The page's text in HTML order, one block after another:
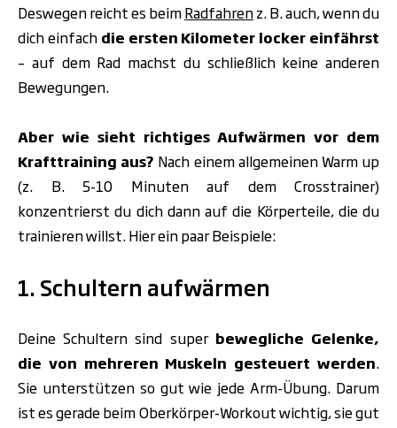
Deswegen reicht es beimRadfahrenz. B. auch, wenn du
dich einfach die ersten Kilometer locker einfährst
– auf dem Rad machst du schließlich keine anderen
Bewegungen.
Aber wie sieht richtiges Aufwärmen vor dem
Krafttraining aus? Nach einem allgemeinen Warm up
(z. B. 5-10 Minuten auf dem Crosstrainer)
konzentrierst du dich dann auf die Körperteile, die du
trainieren willst. Hier ein paar Beispiele:
1. Schultern aufwärmen
Deine Schultern sind super bewegliche Gelenke,
die von mehreren Muskeln gesteuert werden.
Sie unterstützen so gut wie jede Arm-Übung. Darum
ist es gerade beim Oberkörper-Workout wichtig, sie gut